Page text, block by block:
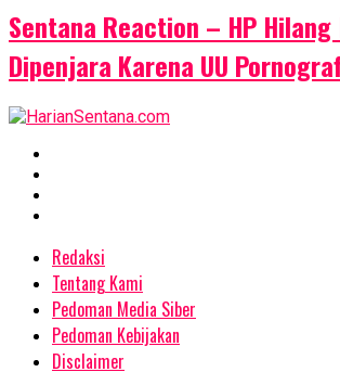
Sentana Reaction – HP
Dipenjara Karena UU
Redaksi
Tentang Kami
Pedoman Media Siber
Pedoman Kebijakan
Disclaimer